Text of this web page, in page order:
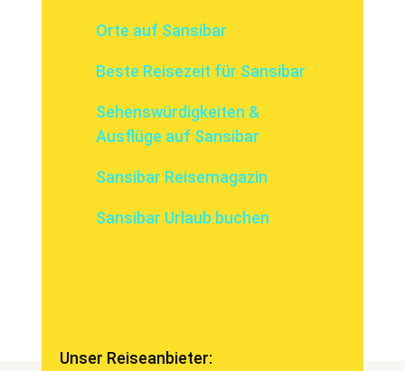
Orte auf Sansibar
Beste Reisezeit für Sansibar
Sehenswürdigkeiten &
Ausflüge auf Sansibar
Sansibar Reisemagazin
Sansibar Urlaub buchen
Unser Reiseanbieter: